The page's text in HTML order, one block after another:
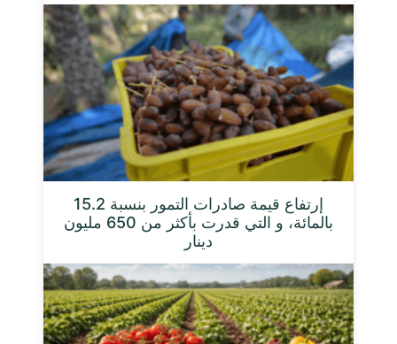
إرتفاع قيمة صادرات التمور بنسبة 15.2
بالمائة، و التي قدرت بأكثر من 650 مليون
دينار